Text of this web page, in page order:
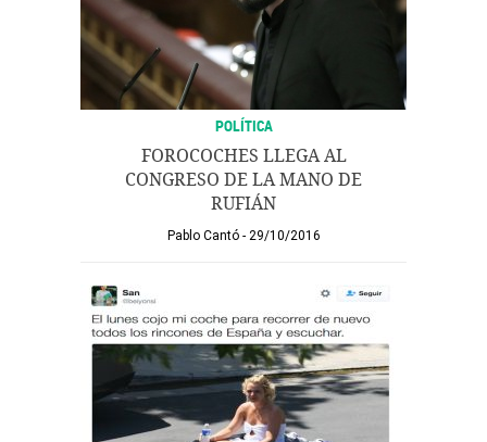
POLÍTICA
FOROCOCHES LLEGA AL
CONGRESO DE LA MANO DE
RUFIÁN
Pablo Cantó 29/10/2016